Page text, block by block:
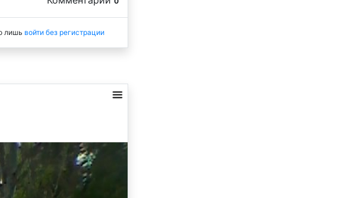
лишь войти без регистрации